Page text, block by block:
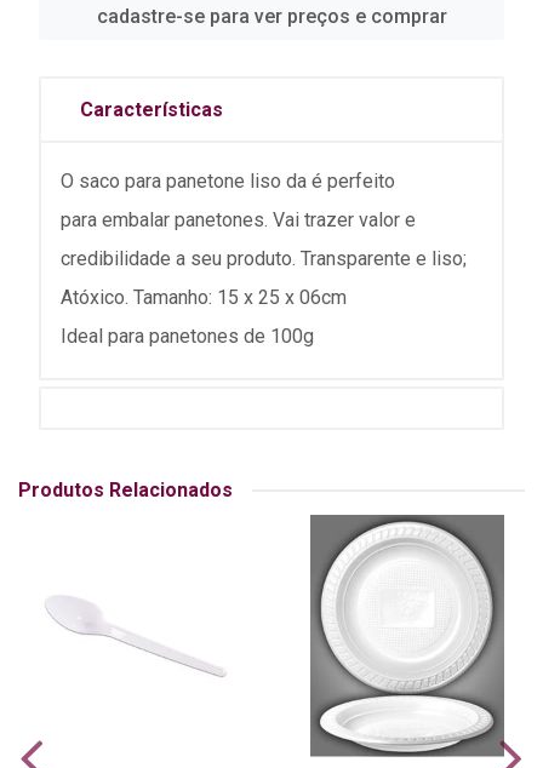
cadastre-se para ver preços e comprar
Características
O saco para panetone liso da é perfeito
para embalar panetones. Vai trazer valor e
credibilidade a seu produto. Transparente e liso;
Atóxico. Tamanho: 15 x 25 x 06cm
Ideal para panetones de 100g
Produtos Relacionados